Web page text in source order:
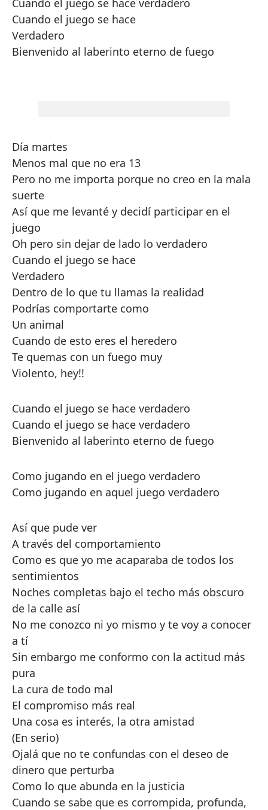
Cuando el juego se hace verdadero
Cuando el juego se hace
Verdadero
Bienvenido al laberinto eterno de fuego
Día martes
Menos mal que no era 13
Pero no me importa porque no creo en la mala
suerte
Así que me levanté y decidí participar en el
juego
Oh pero sin dejar de lado lo verdadero
Cuando el juego se hace
Verdadero
Dentro de lo que tu llamas la realidad
Podrías comportarte como
Un animal
Cuando de esto eres el heredero
Te quemas con un fuego muy
Violento, hey!!
Cuando el juego se hace verdadero
Cuando el juego se hace verdadero
Bienvenido al laberinto eterno de fuego
Como jugando en el juego verdadero
Como jugando en aquel juego verdadero
Así que pude ver
A través del comportamiento
Como es que yo me acaparaba de todos los
sentimientos
Noches completas bajo el techo más obscuro
de la calle así
No me conozco ni yo mismo y te voy a conocer
a tí
Sin embargo me conformo con la actitud más
pura
La cura de todo mal
El compromiso más real
Una cosa es interés, la otra amistad
(En serio)
Ojalá que no te confundas con el deseo de
dinero que perturba
Como lo que abunda en la justicia
Cuando se sabe que es corrompida, profunda,